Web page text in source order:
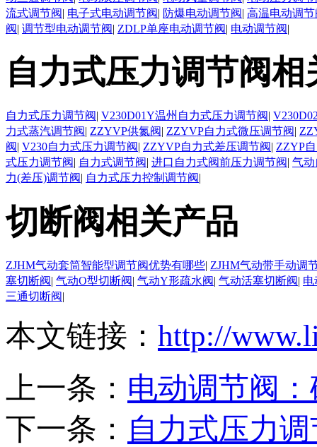
流式调节阀| 电子式电动调节阀| 防爆电动调节阀| 高温电动调节
阀| 调节型电动调节阀| ZDLP单座电动调节阀| 电动调节阀|
自力式压力调节阀相
自力式压力调节阀| V230D01Y温州自力式压力调节阀|
力式蒸汽调节阀| ZZYVP供氮阀| ZZYVP自力式微压调节阀|
阀| V230自力式压力调节阀| ZZYVP自力式差压调节阀| ZZYP
式压力调节阀| 自力式调节阀| 进口自力式阀前压力调节阀| 气
力(差压)调节阀| 自力式压力控制调节阀|
切断阀相关产品
ZJHM气动套筒智能型调节阀优势有哪些| ZJHM气动带手动调
塞切断阀| 气动O型切断阀| 气动Y形疏水阀| 气动活塞切断阀| 电
三通切断阀|
本文链接： http://
上一条： 电动调节阀
下一条： 自力式压力